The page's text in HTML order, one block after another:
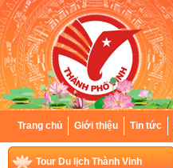
Trang chủ Giới thiệu Tin tức
Tour Du lịch Thành Vinh